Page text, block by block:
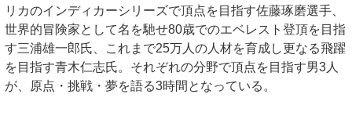
リカのインディカーシリーズで頂点を目指す佐藤琢磨選手、
世界的冒険家として名を馳せ80歳でのエベレスト登頂を目指
す三浦雄一郎氏、これまで25万人の人材を育成し更なる飛躍
を目指す青木仁志氏。それぞれの分野で頂点を目指す男3人
が、原点・挑戦・夢を語る3時間となっている。